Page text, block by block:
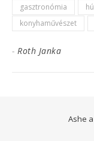
gasztronómia
konyhaművészet
- Roth Janka
Ashe